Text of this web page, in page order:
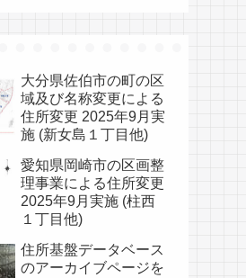
大分県佐伯市の町の区
域及び名称変更による
住所変更 2025年9月実
施 (新女島１丁目他)
愛知県岡崎市の区画整
理事業による住所変更
2025年9月実施 (柱西
１丁目他)
住所基盤データベース
のアーカイブページを